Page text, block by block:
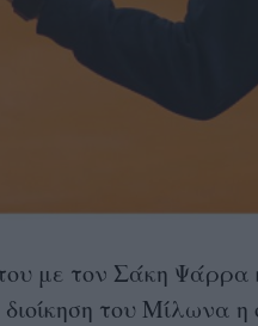
με τον Σάκη
του Μίλωνα